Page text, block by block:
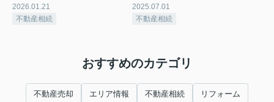
2026.01.21
不動産相続
2025.07.01
不動産相続
おすすめのカテゴリ
不動産売却 エリア情報 不動産相続 リフォーム